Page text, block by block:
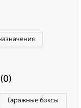
Гаражные боксы